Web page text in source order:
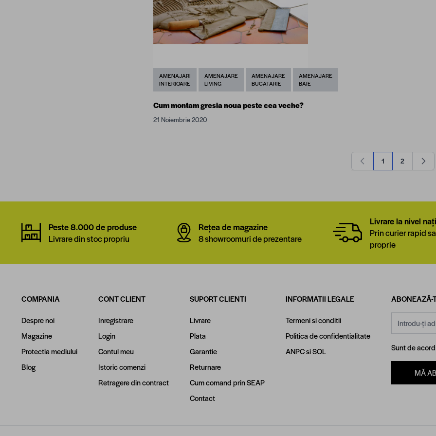
AMENAJARI
INTERIOARE
AMENAJARE
LIVING
AMENAJARE
BUCATARIE
AMENAJARE
BAIE
Cum montam gresia noua peste cea veche?
21 Noiembrie 2020
în acest moment
1 Pagină
2
Peste 8.000 de produse
Livrare din stoc propriu
Rețea de magazine
8 showroomuri de prezentare
Livrare la nivel
Prin curier rapid
proprie
COMPANIA
Despre noi
Magazine
Protectia mediului
Blog
CONT CLIENT
Inregistrare
Login
Contul meu
Istoric comenzi
Retragere din contract
SUPORT CLIENTI
Livrare
Plata
Garantie
Returnare
Cum comand prin SEAP
Contact
INFORMATII LEGALE
Termeni si conditii
Politica de confidentialitate
ANPCsiSOL
ABONEAZĂ-
Sunt de
MĂ